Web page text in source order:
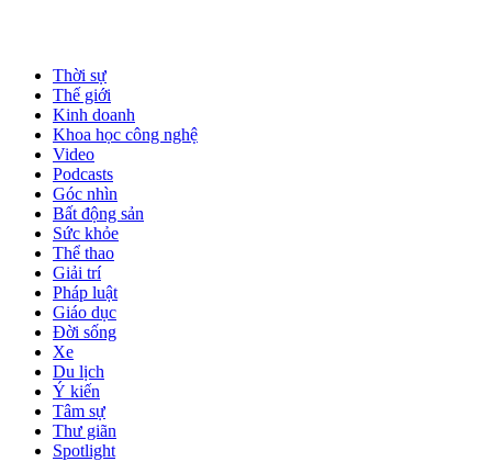
Thời sự
Thế giới
Kinh doanh
Khoa học công nghệ
Video
Podcasts
Góc nhìn
Bất động sản
Sức khỏe
Thể thao
Giải trí
Pháp luật
Giáo dục
Đời sống
Xe
Du lịch
Ý kiến
Tâm sự
Thư giãn
Spotlight